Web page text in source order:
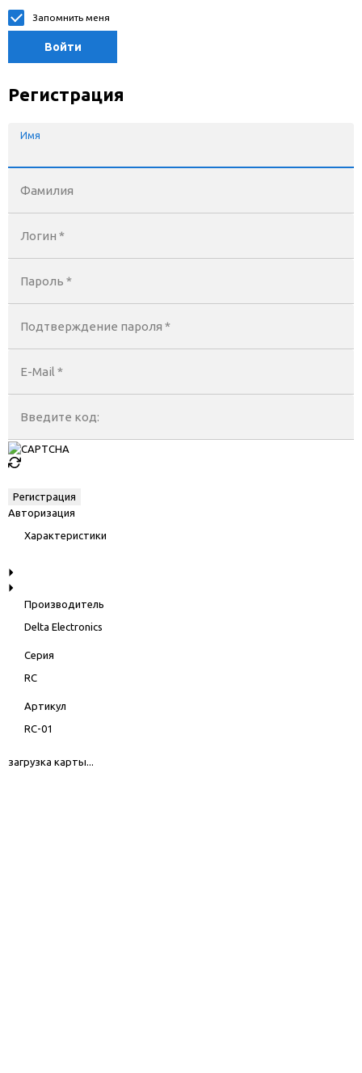
Запомнить меня
Войти
Регистрация
Имя
Фамилия
Логин *
Пароль *
Подтверждение пароля *
E-Mail *
Введите код:
Авторизация
Характеристики
Производитель
Delta Electronics
Серия
RC
Артикул
RC-01
загрузка карты...